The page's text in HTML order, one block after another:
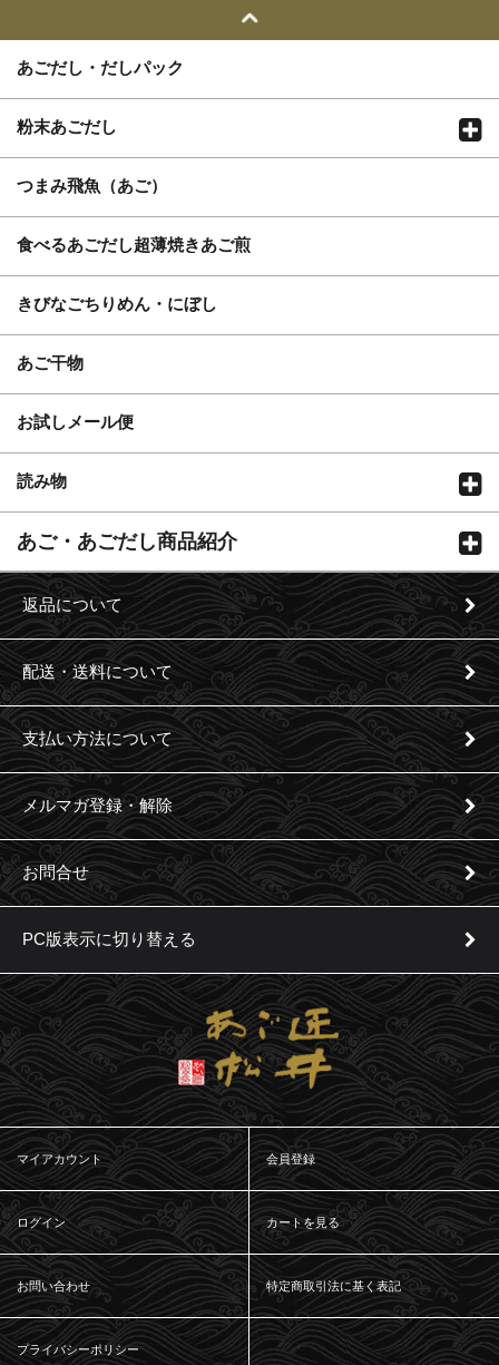
あごだし・だしパック
粉末あごだし
つまみ飛魚（あご）
食べるあごだし超薄焼きあご煎
きびなごちりめん・にぼし
あご干物
お試しメール便
読み物
あご・あごだし商品紹介
返品について
配送・送料について
支払い方法について
メルマガ登録・解除
お問合せ
PC版表示に切り替える
マイアカウント 会員登録
ログイン カートを見る
お問い合わせ 特定商取引法に基く表記
プライバシーポリシー